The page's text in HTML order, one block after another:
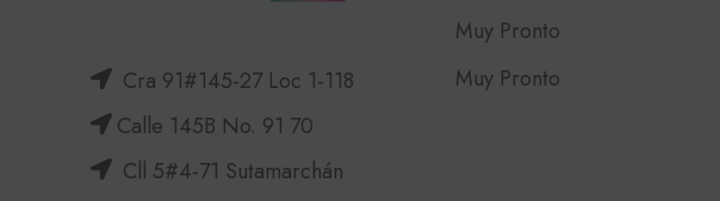
Cra 91#145-27 Loc 1-118
Calle 145B No. 91 70
Cll 5#4-71 Sutamarchán
Muy Pronto
Muy Pronto